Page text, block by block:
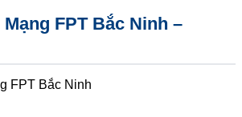
FPT Bắc Ninh –